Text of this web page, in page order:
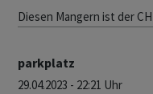
Diesen Mangern ist der
parkplatz
29.04.2023 - 22:21 Uhr